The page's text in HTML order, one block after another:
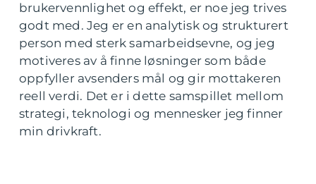
brukervennlighet og effekt, er noe jeg trives
godt med. Jeg er en analytisk og strukturert
person med sterk samarbeidsevne, og jeg
motiveres av å finne løsninger som både
oppfyller avsenders mål og gir mottakeren
reell verdi. Det er i dette samspillet mellom
strategi, teknologi og mennesker jeg finner
min drivkraft.